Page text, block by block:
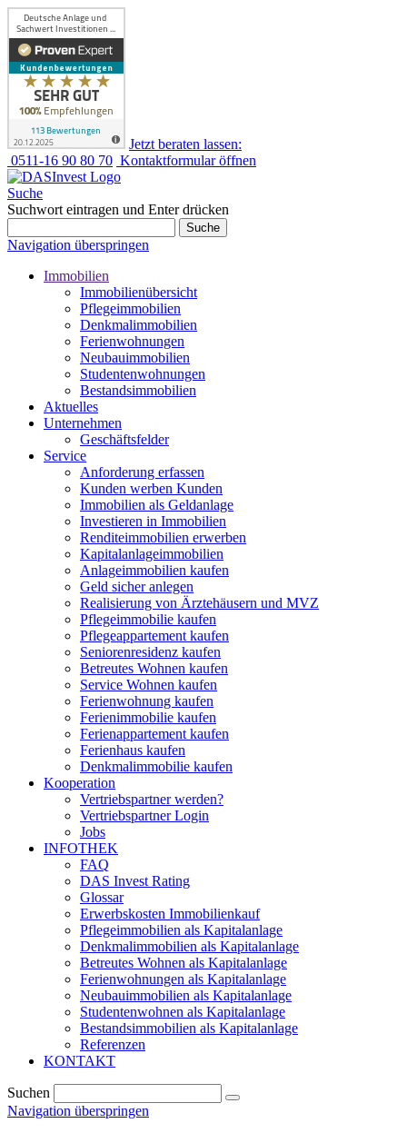
Jetzt beraten lassen:
0511-16 90 80 70 Kontaktformular öffnen
Suche
Suchwort eintragen und Enter drücken
Suche
Navigation überspringen
Immobilien
Immobilienübersicht
Pflegeimmobilien
Denkmalimmobilien
Ferienwohnungen
Neubauimmobilien
Studentenwohnungen
Bestandsimmobilien
Aktuelles
Unternehmen
Geschäftsfelder
Service
Anforderung erfassen
Kunden werben Kunden
Immobilien als Geldanlage
Investieren in Immobilien
Renditeimmobilien erwerben
Kapitalanlageimmobilien
Anlageimmobilien kaufen
Geld sicher anlegen
Realisierung von Ärztehäusern und MVZ
Pflegeimmobilie kaufen
Pflegeappartement kaufen
Seniorenresidenz kaufen
Betreutes Wohnen kaufen
Service Wohnen kaufen
Ferienwohnung kaufen
Ferienimmobilie kaufen
Ferienappartement kaufen
Ferienhaus kaufen
Denkmalimmobilie kaufen
Kooperation
Vertriebspartner werden?
Vertriebspartner Login
Jobs
INFOTHEK
FAQ
DAS Invest Rating
Glossar
Erwerbskosten Immobilienkauf
Pflegeimmobilien als Kapitalanlage
Denkmalimmobilien als Kapitalanlage
Betreutes Wohnen als Kapitalanlage
Ferienwohnungen als Kapitalanlage
Neubauimmobilien als Kapitalanlage
Studentenwohnen als Kapitalanlage
Bestandsimmobilien als Kapitalanlage
Referenzen
KONTAKT
Suchen
Navigation überspringen